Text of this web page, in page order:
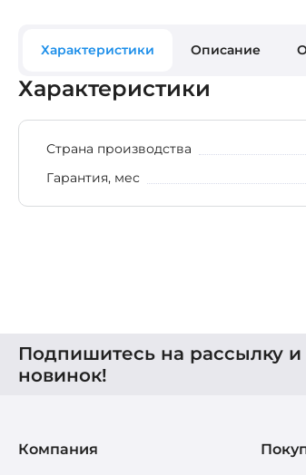
Характеристики Описание
Характеристики
Страна производства
Гарантия, мес
Подпишитесь на рассылку и
новинок!
Компания